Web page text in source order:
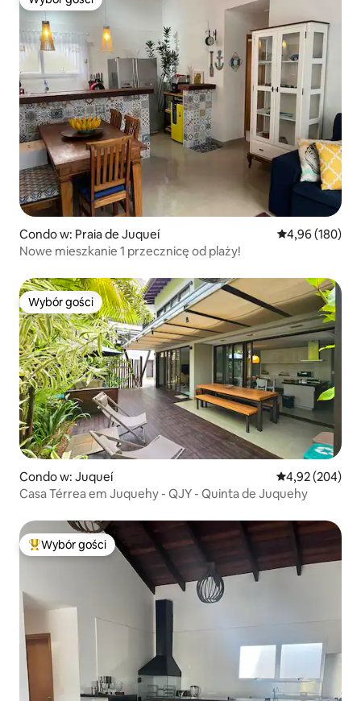
Wybór gości
Condo w: Praia de Juqueí Średnia
4,96 (180)
Nowe mieszkanie 1 przecznicę od plaży!
Wybór gości
Wybór gości
Condo w: Juqueí Średnia
4,92 (204)
Casa Térrea em Juquehy - QJY - Quinta de Juquehy
Najpopularniejsze z kategorii Wybór gości
Wybór gości